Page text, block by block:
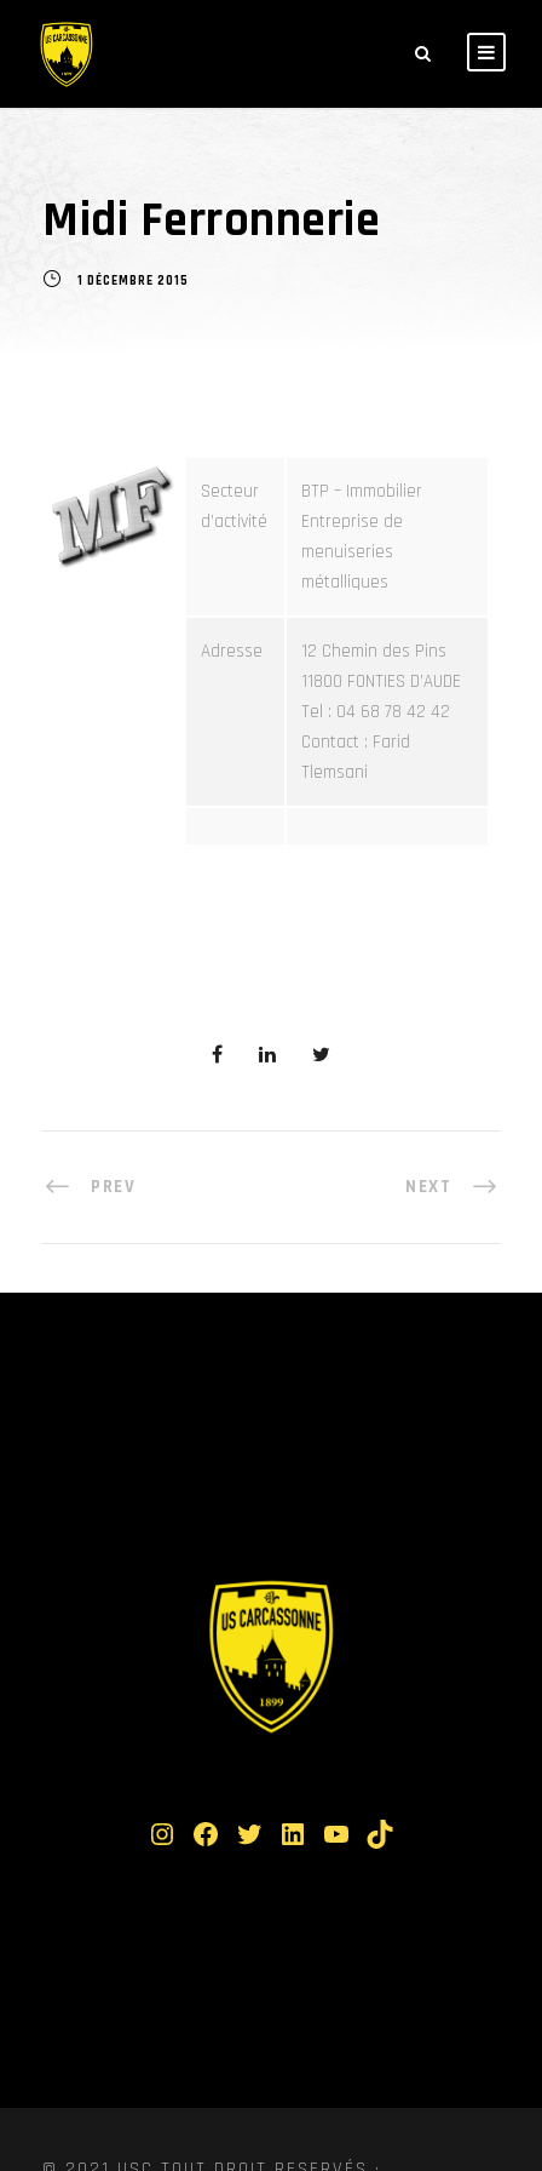
Midi Ferronnerie
1 DÉCEMBRE 2015
Secteur
d’activité
BTP – Immobilier
Entreprise de
menuiseries
métalliques
Adresse
12 Chemin des Pins
11800 FONTIES D’AUDE
Tel : 04 68 78 42 42
Contact : Farid
Tlemsani
PREV NEXT
Instagram Facebook Twitter LinkedIn YouTube TikTok